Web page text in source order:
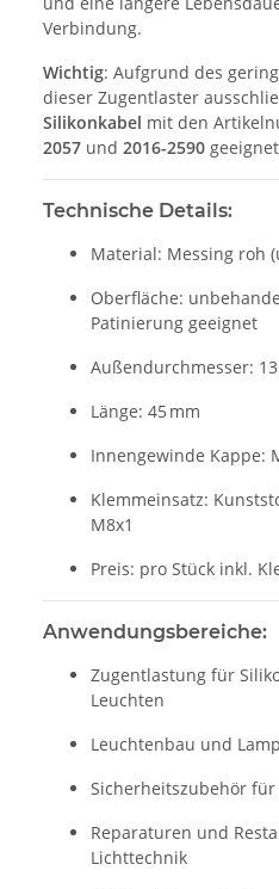
Verbindung.
Wichtig: Aufgrund des
dieser Zugentlaster
Silikonkabel mit den
2057 und 2016-2590
Technische Details:
Material: Messing roh
Oberfläche:
Patinierung geeignet
Außendurchmesser:
Länge: 45 mm
Innengewinde Kappe:
Klemmeinsatz:
M8x1
Preis: pro Stück inkl.
Anwendungsbereiche:
Zugentlastung für
Leuchten
Leuchtenbau und
Sicherheitszubehör
Reparaturen und
Lichttechnik